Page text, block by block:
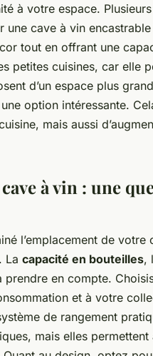
à votre espace.
cave à vin
tout en offrant une
petites cuisines, car elle
d’un espace plus
option intéressante.
mais aussi
à vin : une
l’emplacement de
La capacité en bouteilles,
prendre en compte.
et à votre
de rangement
mais elles